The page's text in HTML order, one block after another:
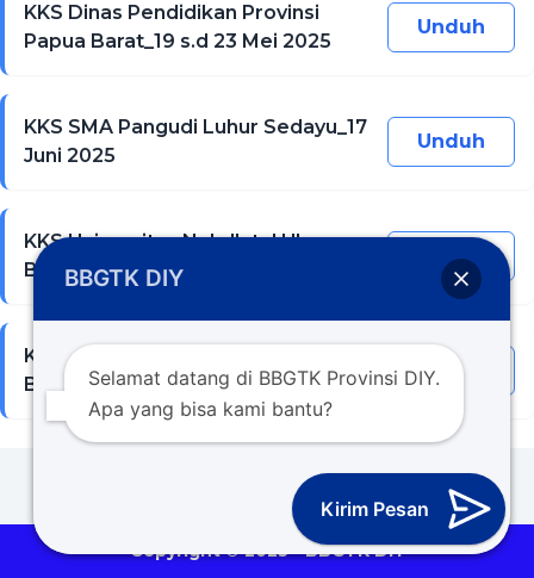
KKS Dinas Pendidikan Provinsi
Papua Barat_19 s.d 23 Mei 2025
Unduh
KKS SMA Pangudi Luhur Sedayu_17
Juni 2025
Unduh
KKS Universitas Nahdlatul Ulama
Blitar_3 Juli 2025
Unduh
KKS Universitas Langlangbuana
Bandung_30 Juli 2025
Unduh
Copyright © 2025 - BBGTK DIY
BBGTK DIY
Selamat datang di BBGTK Provinsi DIY.
Apa yang bisa kami bantu?
Kirim Pesan